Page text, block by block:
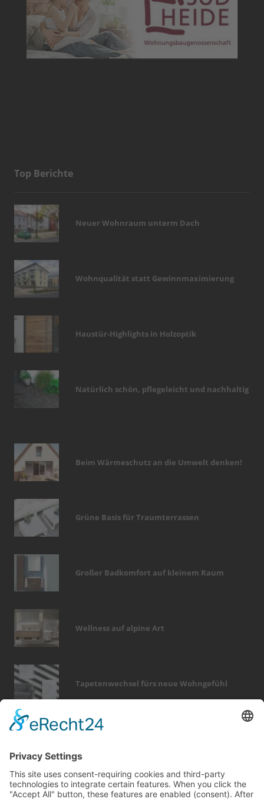
Top Berichte
Neuer Wohnraum unterm Dach
Wohnqualität statt Gewinnmaximierung
Haustür-Highlights in Holzoptik
Natürlich schön, pflegeleicht und nachhaltig
Beim Wärmeschutz an die Umwelt denken!
Grüne Basis für Traumterrassen
Großer Badkomfort auf kleinem Raum
Wellness auf alpine Art
Tapetenwechsel fürs neue Wohngefühl
entfeuchtung hausbau beratung keller